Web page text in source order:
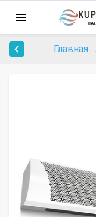
Главная